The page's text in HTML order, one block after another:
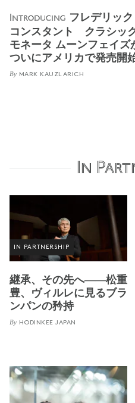
Introducing フレデリック
コンスタント クラシッ
モネータ ムーンフェイズ
ついにアメリカで発売開
By MARK KAUZLARICH
In
IN PARTNERSHIP
継承、その先へ——松重
豊、ヴィルレに見るブラ
ンパンの矜持
By HODINKEE JAPAN